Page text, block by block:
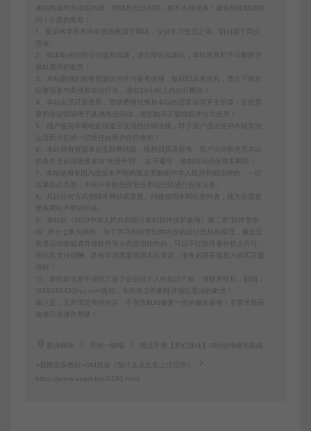
本站内容均为虚拟内容，赞助后无法召回，顾不支持退换！避免纠纷耽误时
间！介意勿赞助！
1、爱游网单所有网单资源来源于网络，仅供学习交流之用。切勿用于商业
2、如本帖侵犯到任何版权问题，请立即告知本站，本站将及时予与删除并
致以最深的歉意！
3、本站提供的所有资源仅供学习参考使用，版权归原著所有，禁止下载本
站资源参与商业和非法行为，请在24小时之内自行删除！
4、本站会员只是赞助，赞助费用仅维持本站的日常运营开支所需！若您需
要商业运营或用于其他商业活动，请您购买正版授权并合法使用！
5、用户使用本网站必须遵守使用的法律法规，对于用户违法使用本站非法
6、本站所有资源来自互联网转载，版权归原著所有，用户访问和使用本站
的条件是必须接受本站“免责申明”，如不遵守，请勿访问或使用本网站！
7、本站使用者因为违反本声明的规定而触犯中华人民共和国法律的，一切
后果自己负责，本站不承担任何责任本站已经进行告知义务。
8、凡以任何方式登陆本网站或直接、间接使用本网站资料者，视为自愿接
受本网站声明的约束。
9、本站以《2013中华人民共和国计算机软件保护条例》第二章"软件菩作
权” 第十七条为原则：为了学习和研究软件内含的设计思想和原理，通过安
装显示传输或者存储软件等方式使用软件的，可以不经软件著作权人许可，
不向其支付报酬。若有学员需要商用本站资源，请务必联系版权方购买正版
10、本站如无意中侵犯了某个企业或个人的知识产权，请联系站长，邮箱：
185529643@qq.com告知，本站将立即删除并致以最深的歉意！
请注意：无所谓完美的内容，不包含BUG修复一类的修改服务！若要求较高
追求完美请勿赞助！
爱游网单 手游一键端 精品手游【梦幻诛仙】11职业精修完美端
+视频安装教程+GM后台（预计五点左右上传完毕）
https://www.aywd.top/2292.html